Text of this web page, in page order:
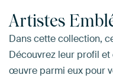
Artistes
Dans cette collection,
Découvrez leur profil
œuvre parmi eux pour